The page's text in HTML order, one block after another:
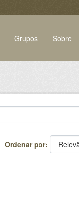
Grupos Sobre
Ordenar por